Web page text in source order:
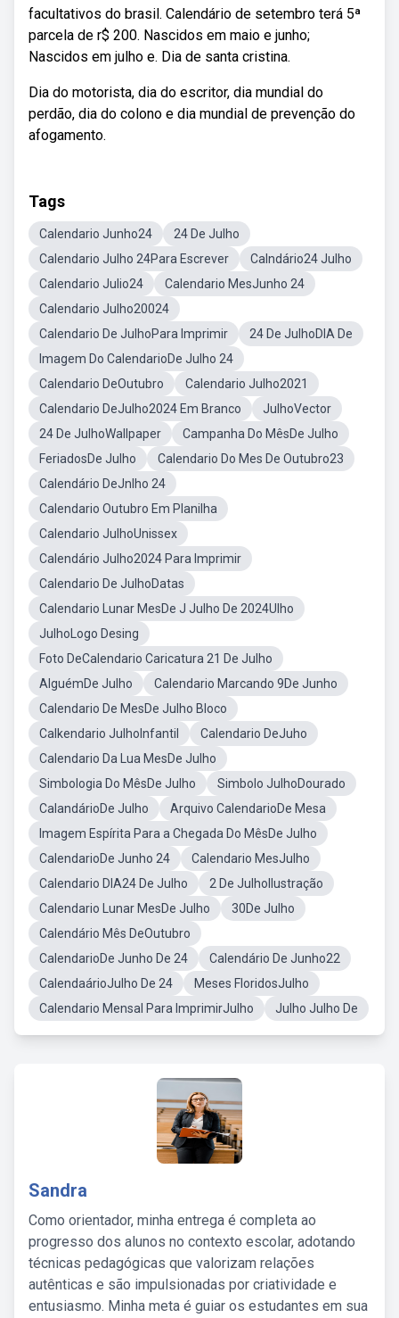
facultativos do brasil. Calendário de setembro terá 5ª
parcela de r$ 200. Nascidos em maio e junho;
Nascidos em julho e. Dia de santa cristina.
Dia do motorista, dia do escritor, dia mundial do
perdão, dia do colono e dia mundial de prevenção do
afogamento.
Tags
Calendario Junho24
24 De Julho
Calendario Julho 24Para Escrever
Calndário24 Julho
Calendario Julio24
Calendario MesJunho 24
Calendario Julho20024
Calendario De JulhoPara Imprimir
24 De JulhoDIA De
Imagem Do CalendarioDe Julho 24
Calendario DeOutubro
Calendario Julho2021
Calendario DeJulho2024 Em Branco
JulhoVector
24 De JulhoWallpaper
Campanha Do MêsDe Julho
FeriadosDe Julho
Calendario Do Mes De Outubro23
Calendário DeJnlho 24
Calendario Outubro Em Planilha
Calendario JulhoUnissex
Calendário Julho2024 Para Imprimir
Calendario De JulhoDatas
Calendario Lunar MesDe J Julho De 2024Ulho
JulhoLogo Desing
Foto DeCalendario Caricatura 21 De Julho
AlguémDe Julho
Calendario Marcando 9De Junho
Calendario De MesDe Julho Bloco
Calkendario JulhoInfantil
Calendario DeJuho
Calendario Da Lua MesDe Julho
Simbologia Do MêsDe Julho
Simbolo JulhoDourado
CalandárioDe Julho
Arquivo CalendarioDe Mesa
Imagem Espírita Para a Chegada Do MêsDe Julho
CalendarioDe Junho 24
Calendario MesJulho
Calendario DIA24 De Julho
2 De JulhoIlustração
Calendario Lunar MesDe Julho
30De Julho
Calendário Mês DeOutubro
CalendarioDe Junho De 24
Calendário De Junho22
CalendaárioJulho De 24
Meses FloridosJulho
Calendario Mensal Para ImprimirJulho
Julho Julho De
Sandra
Como orientador, minha entrega é completa ao
progresso dos alunos no contexto escolar, adotando
técnicas pedagógicas que valorizam relações
autênticas e são impulsionadas por criatividade e
entusiasmo. Minha meta é guiar os estudantes em sua